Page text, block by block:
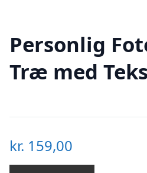
Personlig
Træ med
kr. 159,00